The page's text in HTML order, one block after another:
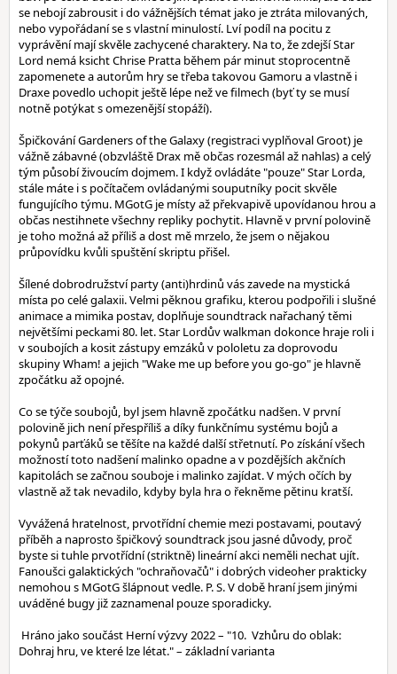
se nebojí zabrousit i do vážnějších témat jako je ztráta milovaných,
nebo vypořádaní se s vlastní minulostí. Lví podíl na pocitu z
vyprávění mají skvěle zachycené charaktery. Na to, že zdejší Star
Lord nemá ksicht Chrise Pratta během pár minut stoprocentně
zapomenete a autorům hry se třeba takovou Gamoru a vlastně i
Draxe povedlo uchopit ještě lépe než ve filmech (byť ty se musí
notně potýkat s omezenější stopáží).
Špičkování Gardeners of the Galaxy (registraci vyplňoval Groot) je
vážně zábavné (obzvláště Drax mě občas rozesmál až nahlas) a celý
tým působí živoucím dojmem. I když ovládáte "pouze" Star Lorda,
stále máte i s počítačem ovládanými souputníky pocit skvěle
fungujícího týmu. MGotG je místy až překvapivě upovídanou hrou a
občas nestihnete všechny repliky pochytit. Hlavně v první polovině
je toho možná až příliš a dost mě mrzelo, že jsem o nějakou
průpovídku kvůli spuštění skriptu přišel.
Šílené dobrodružství party (anti)hrdinů vás zavede na mystická
místa po celé galaxii. Velmi pěknou grafiku, kterou podpořili i slušné
animace a mimika postav, doplňuje soundtrack nařachaný těmi
největšími peckami 80. let. Star Lordův walkman dokonce hraje roli i
v soubojích a kosit zástupy emzáků v pololetu za doprovodu
skupiny Wham! a jejich "Wake me up before you go-go" je hlavně
zpočátku až opojné.
Co se týče soubojů, byl jsem hlavně zpočátku nadšen. V první
polovině jich není přespříliš a díky funkčnímu systému bojů a
pokynů parťáků se těšíte na každé další střetnutí. Po získání všech
možností toto nadšení malinko opadne a v pozdějších akčních
kapitolách se začnou souboje i malinko zajídat. V mých očích by
vlastně až tak nevadilo, kdyby byla hra o řekněme pětinu kratší.
Vyvážená hratelnost, prvotřídní chemie mezi postavami, poutavý
příběh a naprosto špičkový soundtrack jsou jasné důvody, proč
byste si tuhle prvotřídní (striktně) lineární akci neměli nechat ujít.
Fanoušci galaktických "ochraňovačů" i dobrých videoher prakticky
nemohou s MGotG šlápnout vedle. P. S. V době hraní jsem jinými
uváděné bugy již zaznamenal pouze sporadicky.
Hráno jako součást Herní výzvy 2022 – "10. Vzhůru do oblak:
Dohraj hru, ve které lze létat." – základní varianta